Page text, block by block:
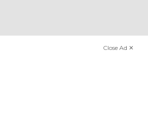
Close Ad ✕